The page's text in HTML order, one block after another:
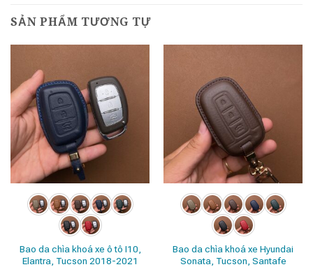
SẢN PHẨM TƯƠNG TỰ
Bao da chìa khoá xe ô tô I10,
Elantra, Tucson 2018-2021
Bao da chìa khoá xe Hyundai
Sonata, Tucson, Santafe